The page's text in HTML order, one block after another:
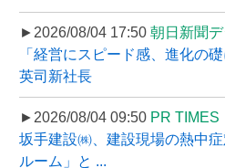
►2026/08/04 17:50 朝日新聞
「経営にスピード感、進化の
英司新社長
►2026/08/04 09:50 PR TIMES
坂手建設㈱、建設現場の熱中
ルーム」と ...